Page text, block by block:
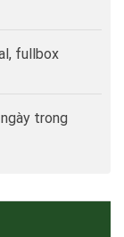
fullbox
trong